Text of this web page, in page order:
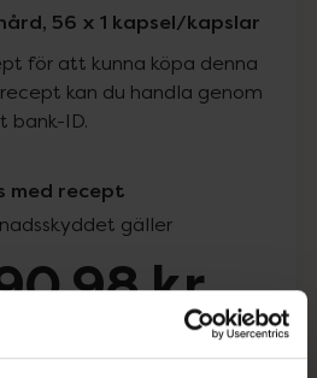
56 x 1 kapsel/kapslar
för att kunna köpa denna
kan du handla genom
bank-ID.
med recept
gäller
kr